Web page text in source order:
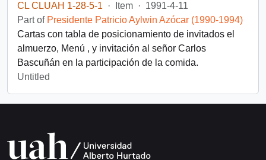
CL CLUAH 1-28-5-1
· Item · 1991-4-11
Part of Presidente Patricio Aylwin Azócar (1990-1994)
Cartas con tabla de posicionamiento de invitados el
almuerzo, Menú , y invitación al señor Carlos
Bascuñán en la participación de la comida.
Untitled